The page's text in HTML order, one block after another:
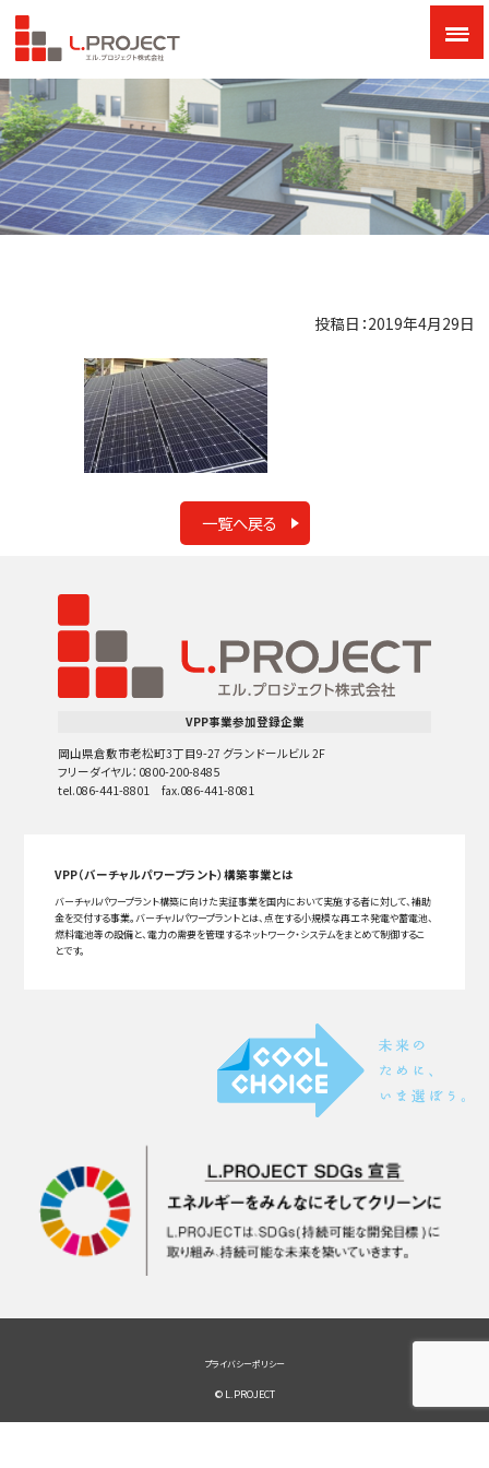
投稿日：2019年4月29日
一覧へ戻る
VPP事業参加登録企業
岡山県倉敷市老松町3丁目9-27 グランドールビル 2F
フリーダイヤル：0800-200-8485
tel.086-441-8801 fax.086-441-8081
VPP（バーチャルパワープラント）構築事業とは
バーチャルパワープラント構築に向けた実証事業を国内において実施する者に対して、補助
金を交付する事業。バーチャルパワープラントとは、点在する小規模な再エネ発電や蓄電池、
燃料電池等の設備と、電力の需要を管理するネットワーク・システムをまとめて制御するこ
とです。
プライバシーポリシー
© L.PROJECT